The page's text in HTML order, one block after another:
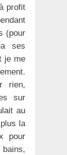
profit
(pour
ses
je me
rien,
sur
au
la
pour